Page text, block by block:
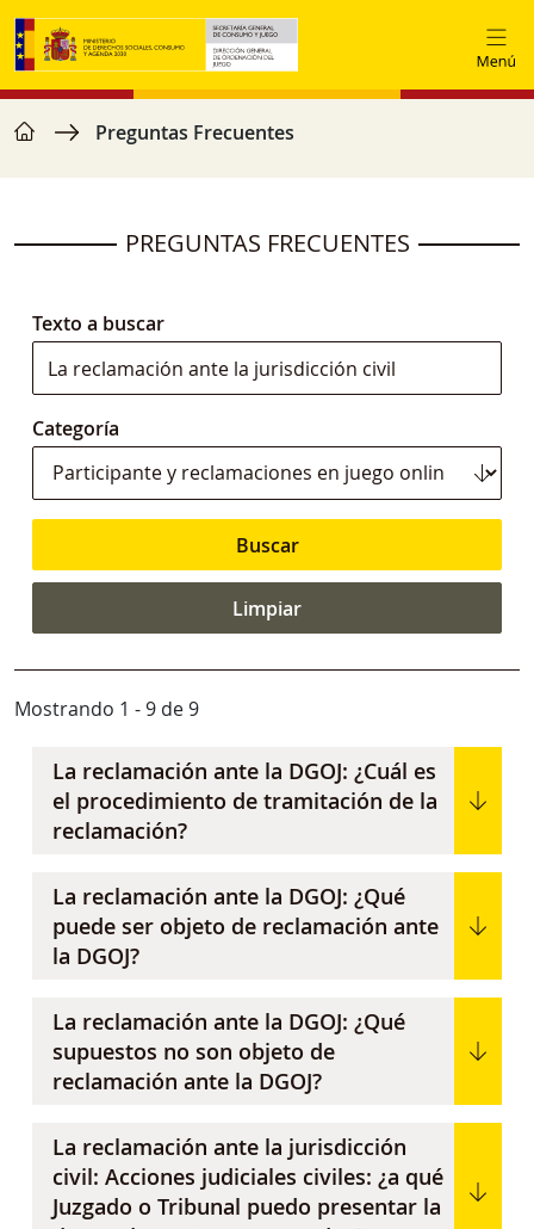
Pasar al contenido principal
Ruta de navegación
home Preguntas Frecuentes
PREGUNTAS FRECUENTES
Texto a buscar
Categoría
Mostrando 1 - 9 de 9
La reclamación ante la DGOJ: ¿Cuál es
el procedimiento de tramitación de la
reclamación?
La reclamación ante la DGOJ: ¿Qué
puede ser objeto de reclamación ante
la DGOJ?
La reclamación ante la DGOJ: ¿Qué
supuestos no son objeto de
reclamación ante la DGOJ?
La reclamación ante la jurisdicción
civil: Acciones judiciales civiles: ¿a qué
Juzgado o Tribunal puedo presentar la